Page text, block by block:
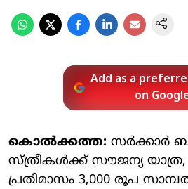
Add as a
on
കൊല്‍ക്കത്ത: സര്‍ക്കാര്‍
സ്ത്രീകള്‍ക്ക് സൗജന്യ
പ്രതിമാസം 3,000 രൂപ